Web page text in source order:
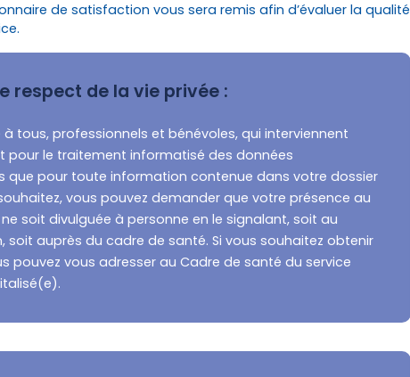
de satisfaction vous sera remis afin d’évaluer la qualité
respect de la vie privée :
tous, professionnels et bénévoles, qui interviennent
pour le traitement informatisé des données
que pour toute information contenue dans votre dossier
vous pouvez demander que votre présence au
soit divulguée à personne en le signalant, soit au
auprès du cadre de santé. Si vous souhaitez obtenir
pouvez vous adresser au Cadre de santé du service